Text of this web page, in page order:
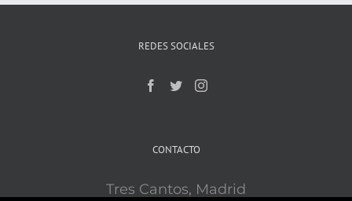
REDES SOCIALES
CONTACTO
Tres Cantos, Madrid